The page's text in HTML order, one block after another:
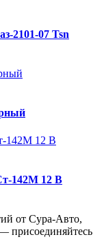
2101-07 Tsn
142М 12 В
от Сура-Авто,
присоединяйтесь